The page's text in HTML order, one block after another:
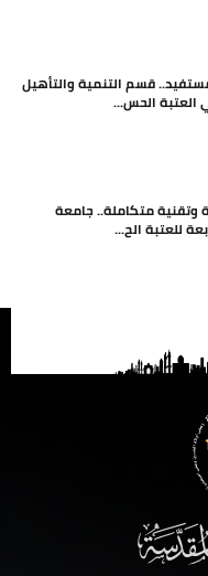
ألف مستفيد.. قسم التنمية والتأهيل
العتبة الحس...
وتقنية متكاملة.. جامعة
للعتبة الح...